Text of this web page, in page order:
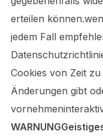
erteilen
jedem Fall
Cookies von Zeit
Änderungen gibt